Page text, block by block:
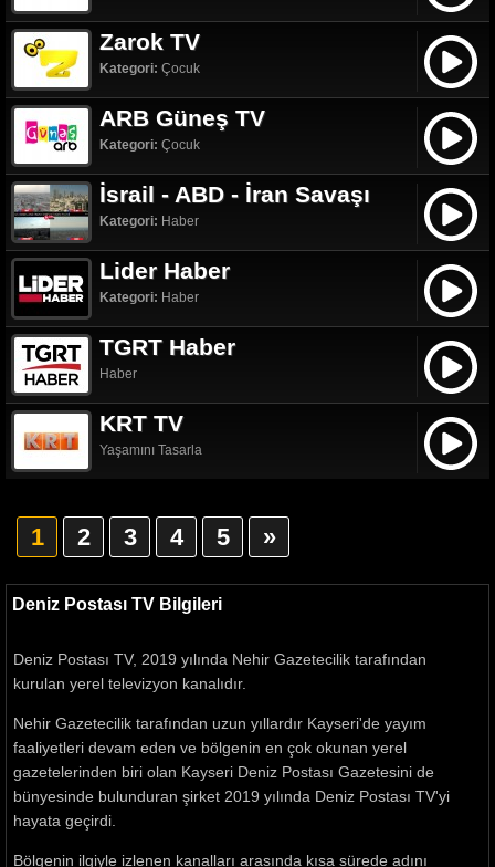
Zarok TV
Kategori: Çocuk
ARB Güneş TV
Kategori: Çocuk
İsrail - ABD - İran Savaşı
Kategori: Haber
Lider Haber
Kategori: Haber
TGRT Haber
Haber
KRT TV
Yaşamını Tasarla
1 2 3 4 5 »
Deniz Postası TV Bilgileri
Deniz Postası TV, 2019 yılında Nehir Gazetecilik tarafından
kurulan yerel televizyon kanalıdır.
Nehir Gazetecilik tarafından uzun yıllardır Kayseri'de yayım
faaliyetleri devam eden ve bölgenin en çok okunan yerel
gazetelerinden biri olan Kayseri Deniz Postası Gazetesini de
bünyesinde bulunduran şirket 2019 yılında Deniz Postası TV'yi
hayata geçirdi.
Bölgenin ilgiyle izlenen kanalları arasında kısa sürede adını